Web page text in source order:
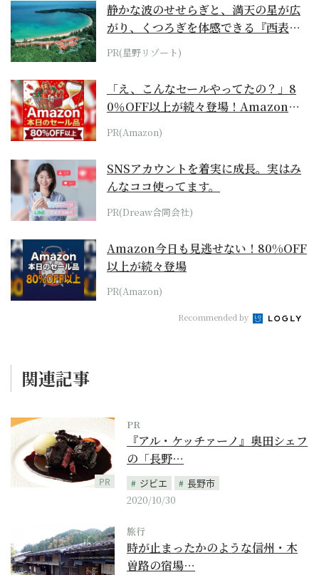
静かな波のせせらぎと、満天の星が広
がり、くつろぎを体感できる『西表島
ホテル by...
PR(星野リゾート)
「え、こんなセールやってたの？」8
0％OFF以上が続々登場！Amazonの
本気が...
PR(Amazon)
SNSアカウントを着実に成長。実はみ
んなココ使ってます。
PR(Dreaw合同会社)
Amazon今日も見逃せない！80%OFF
以上が続々登場
PR(Amazon)
Recommended by
関連記事
PR
PR
『アル・ケッチァーノ』奥田シェフ
の「長野…
ジビエ
長野市
2020/10/30
旅行
時が止まったかのような信州・木
曽路の宿場…